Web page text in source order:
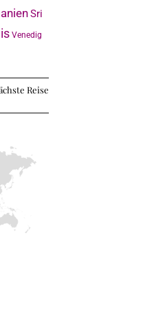
Sri
Venedig
Reise